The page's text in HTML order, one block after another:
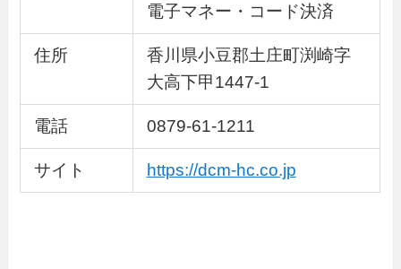
電子マネー・コード決済
住所
香川県小豆郡土庄町渕崎字
大高下甲1447-1
電話 0879-61-1211
サイト https://dcm-hc.co.jp